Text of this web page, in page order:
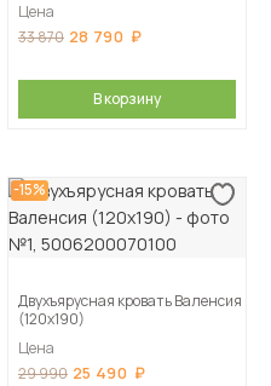
Цена
33 870 28 790
В корзину
-15%
Двухъярусная кровать Валенсия
(120х190)
Цена
29 990 25 490